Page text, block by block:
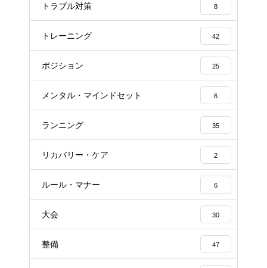
トラブル対策 8
トレーニング 42
ポジション 25
メンタル・マインドセット 6
ランニング 35
リカバリー・ケア 2
ルール・マナー 6
大会 30
整備 47